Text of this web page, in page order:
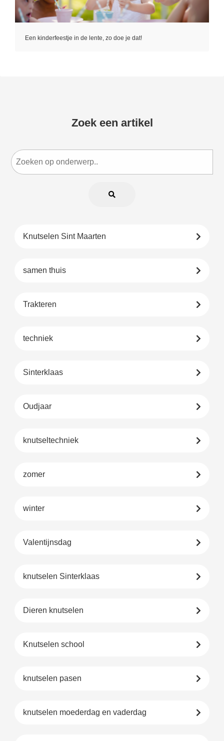
Een kinderfeestje in de lente, zo doe je dat!
Zoek een artikel
Knutselen Sint Maarten
samen thuis
Trakteren
techniek
Sinterklaas
Oudjaar
knutseltechniek
zomer
winter
Valentijnsdag
knutselen Sinterklaas
Dieren knutselen
Knutselen school
knutselen pasen
knutselen moederdag en vaderdag